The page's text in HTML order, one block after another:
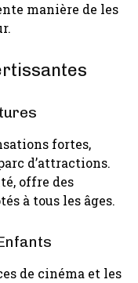
manière de les
fortes,
d’attractions.
offre des
à tous les âges.
de cinéma et les